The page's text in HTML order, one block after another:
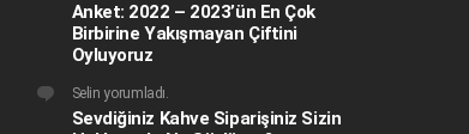
Anket: 2022 – 2023’ün En Çok
Birbirine Yakışmayan Çiftini
Oyluyoruz
Selin yorumladı.
Sevdiğiniz Kahve Siparişiniz Sizin